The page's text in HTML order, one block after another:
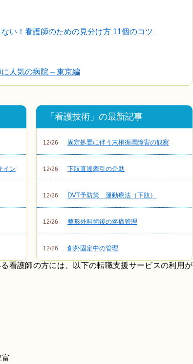
い！看護師のための見分け方 11個のコツ
人気の病院 – 東京編
イン
「看護技術」の最新記事
12/26 固定処置に伴う末梢循環障害の観察
12/26 下肢直達牽引の介助
12/26 DVT予防策 運動療法（下肢）
12/26 整形外科術後の疼痛管理
12/26 創外固定中の管理
看護師の方には、以下の転職支援サービスの利用が